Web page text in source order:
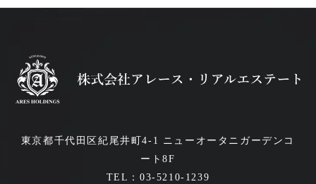
東京都千代田区紀尾井町4-1 ニューオータニガーデンコ
ート8F
TEL：03-5210-1239